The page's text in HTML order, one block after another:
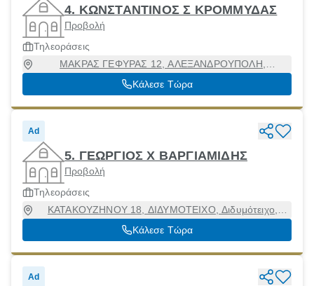
4. ΚΩΝΣΤΑΝΤΙΝΟΣ Σ ΚΡΟΜΜΥΔΑΣ
Προβολή
Τηλεοράσεις
ΜΑΚΡΑΣ ΓΕΦΥΡΑΣ 12, ΑΛΕΞΑΝΔΡΟΥΠΟΛΗ,
Αλεξανδρούπολη [Δήμος], Έβρος, 68100
Κάλεσε Τώρα
Ad
5. ΓΕΩΡΓΙΟΣ Χ ΒΑΡΓΙΑΜΙΔΗΣ
Προβολή
Τηλεοράσεις
ΚΑΤΑΚΟΥΖΗΝΟΥ 18, ΔΙΔΥΜΟΤΕΙΧΟ, Διδυμότειχο,
Έβρος
Κάλεσε Τώρα
Ad